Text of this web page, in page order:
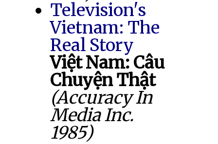
Television's
Vietnam: The
Real Story
Việt Nam: Câu
Chuyện Thật
(Accuracy In
Media Inc.
1985)